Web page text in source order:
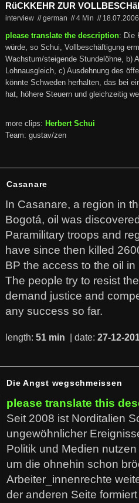
RüCKKEHR ZUR
interview // german //4 Min //
please translate the description: Die
würde, so Schui, Vollbeschäftigung
Wachstum/steigende Stundelöhne, b)
Lohnausgleich, c) Ausdehnung des
könnte Schweden herhalten, das bei
hat, höhere Steuern und gleichzeitig
more clips: Herbert Schui
Team: gustav/zen
Casanare
In Casanare, a region in
Bogotá, oil was
Paramilitary troops and
have since then killed
BP the access to the oil in
The people try to resist
demand justice and
any success so far.
length: 51 min | date: 27-12-
Die Angst wegschmeissen
please translate this
Seit 2008 ist Norditalien
ungewöhnlicher
Politik und Medien
um die ohnehin schon
Arbeiter_innenrechte
der anderen Seite